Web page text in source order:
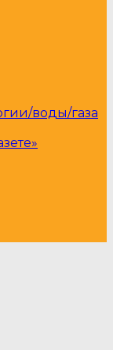
воды/газа